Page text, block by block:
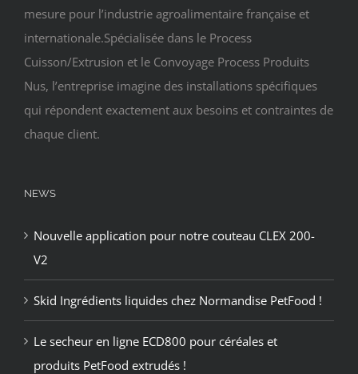
mesure pour l’industrie agroalimentaire française et
internationale.Spécialisée dans le Process
Cuisson/Extrusion et le Convoyage Process Produits
Nus, l’entreprise imagine des installations spécifiques
qui répondent exactement aux besoins et contraintes de
chaque client.
NEWS
Nouvelle application pour notre couteau CLEX 200-
V2
Skid Ingrédients liquides chez Normandise PetFood !
Le secheur en ligne ECD800 pour céréales et
produits PetFood extrudés !